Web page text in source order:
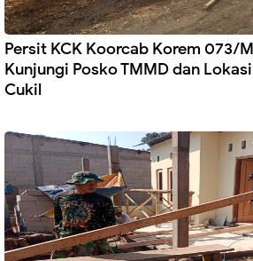
Persit KCK Koorcab Korem 073/
Kunjungi Posko TMMD dan
Cukil